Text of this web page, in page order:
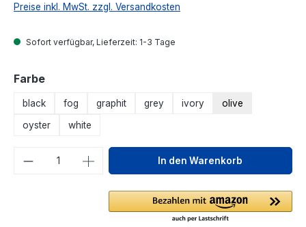
Preise inkl. MwSt. zzgl. Versandkosten
Sofort verfügbar, Lieferzeit: 1-3 Tage
Farbeauswählen
black fog graphit grey ivory
olive
oyster
white
Produkt Anzahl: Gib denIn den Warenkorb